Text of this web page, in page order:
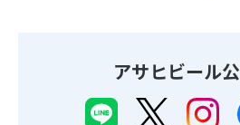
アサヒビール